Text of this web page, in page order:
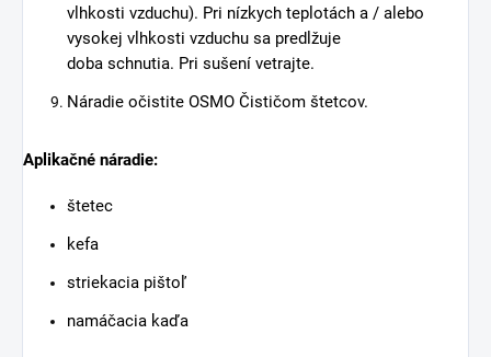
vlhkosti vzduchu). Pri nízkych teplotách a / alebo
vysokej vlhkosti vzduchu sa predlžuje
doba schnutia. Pri sušení vetrajte.
Náradie očistite OSMO Čističom štetcov.
Aplikačné náradie:
štetec
kefa
striekacia pištoľ
namáčacia kaďa